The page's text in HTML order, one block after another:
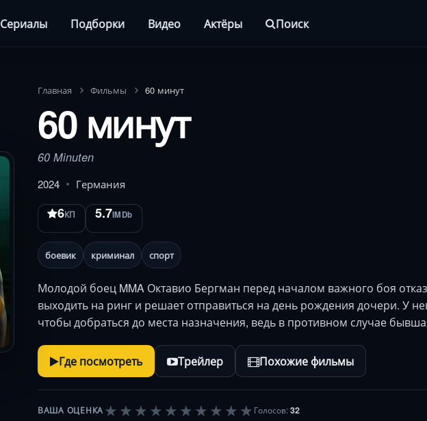
Сериалы Подборки Видео Актёры Поиск
Главная Фильмы 60 минут
60 минут
60 Minuten
2024 Германия
6КП 5.7IMDb
боевик криминал спорт
Молодой боец MMA Октавио Бергман перед началом важного боя
выходить на ринг и решает отправиться на день рождения дочери. У
чтобы добраться до места назначения, ведь в противном случае
Где посмотреть Трейлер Похожие фильмы
ВАША ОЦЕНКА ★★★★★★★★★★ Голосов:32